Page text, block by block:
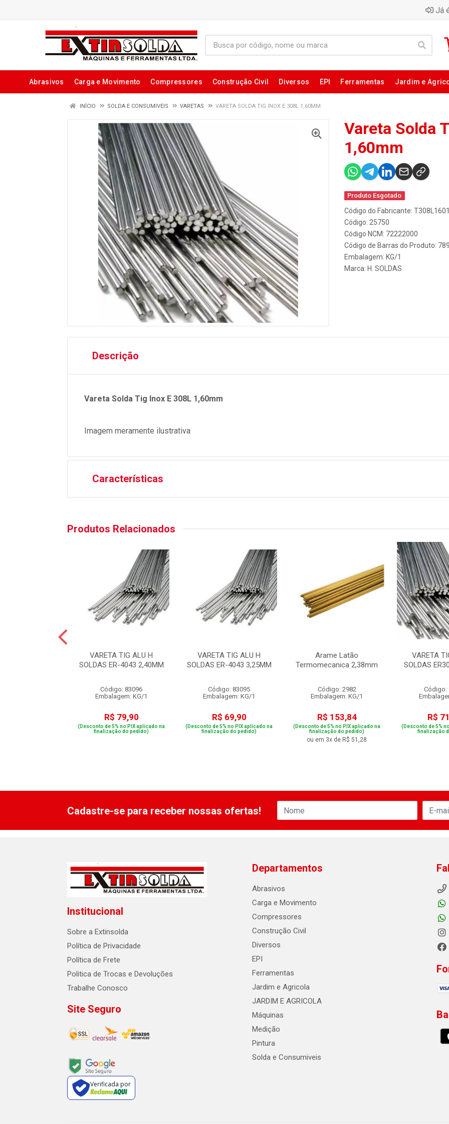
Já
Abrasivos Carga e Movimento Compressores Construção Civil Diversos EPI Ferramentas Jardim e
INÍCIO SOLDA E CONSUMIVEIS VARETAS VARETA SOLDA TIG INOX E 308L 1,60MM
Vareta Solda
1,60mm
Produto Esgotado
Código do Fabricante:
Código: 25750
Código NCM: 72222000
Código de Barras do Produto:
Embalagem: KG/1
Marca: H. SOLDAS
Descrição
Vareta Solda Tig Inox E 308L 1,60mm
Imagem meramente ilustrativa
Características
Produtos Relacionados
VARETA TIG ALU H
SOLDAS ER-4043 2,40MM
Código: 83096
Embalagem: KG/1
R$ 79,90
(Desconto de 5% no PIX aplicado na
finalização do pedido)
VARETA TIG ALU H
SOLDAS ER-4043 3,25MM
Código: 83095
Embalagem: KG/1
R$ 69,90
(Desconto de 5% no PIX aplicado na
finalização do pedido)
Arame Latão
Termomecanica 2,38mm
Código: 2982
Embalagem: KG/1
R$ 153,84
(Desconto de 5% no PIX aplicado na
finalização do pedido)
ou em 3x de R$ 51,28
VARETA
SOLDAS
Código:
R$
(Desconto de 5%
finalização
Cadastre-se para receber nossas ofertas!
Institucional
Sobre a Extinsolda
Política de Privacidade
Política de Frete
Politica de Trocas e Devoluções
Trabalhe Conosco
Site Seguro
Verificada por
Departamentos
Abrasivos
Carga e Movimento
Compressores
Construção Civil
Diversos
EPI
Ferramentas
Jardim e Agricola
JARDIM E AGRICOLA
Máquinas
Medição
Pintura
Solda e Consumiveis